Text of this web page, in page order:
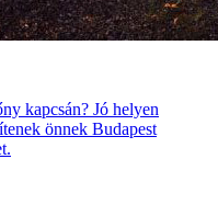
kapcsán? Jó helyen
önnek Budapest